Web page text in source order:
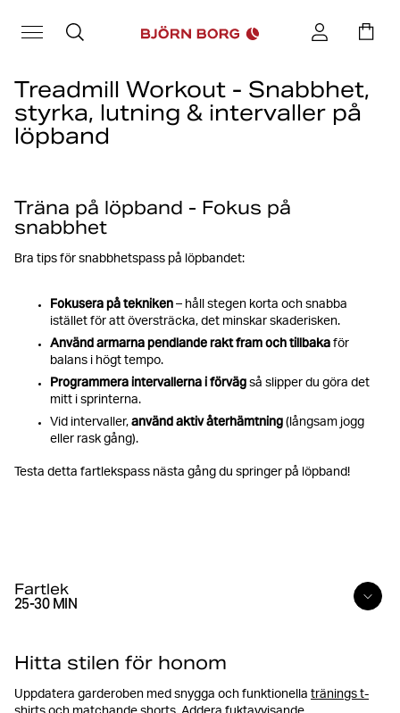
Treadmill Workout - Snabbhet,
styrka, lutning & intervaller på
löpband
kraftfulla intervaller och tempovariationer kan du förvandla dina
enkla löppass till effektiva träningspass med grymma resultat.
Träna på löpband - Fokus på
snabbhet
Bra tips för snabbhetspass på löpbandet:
Fokusera på tekniken – håll stegen korta och snabba
istället för att översträcka, det minskar skaderisken.
Använd armarna pendlande rakt fram och tillbaka för
balans i högt tempo.
Programmera intervallerna i förväg så slipper du göra det
mitt i sprinterna.
Vid intervaller, använd aktiv återhämtning (långsam jogg
eller rask gång).
Testa detta fartlekspass nästa gång du springer på löpband!
Fartlek
25-30 MIN
Hitta stilen för honom
Uppdatera garderoben med snygga och funktionella tränings t-